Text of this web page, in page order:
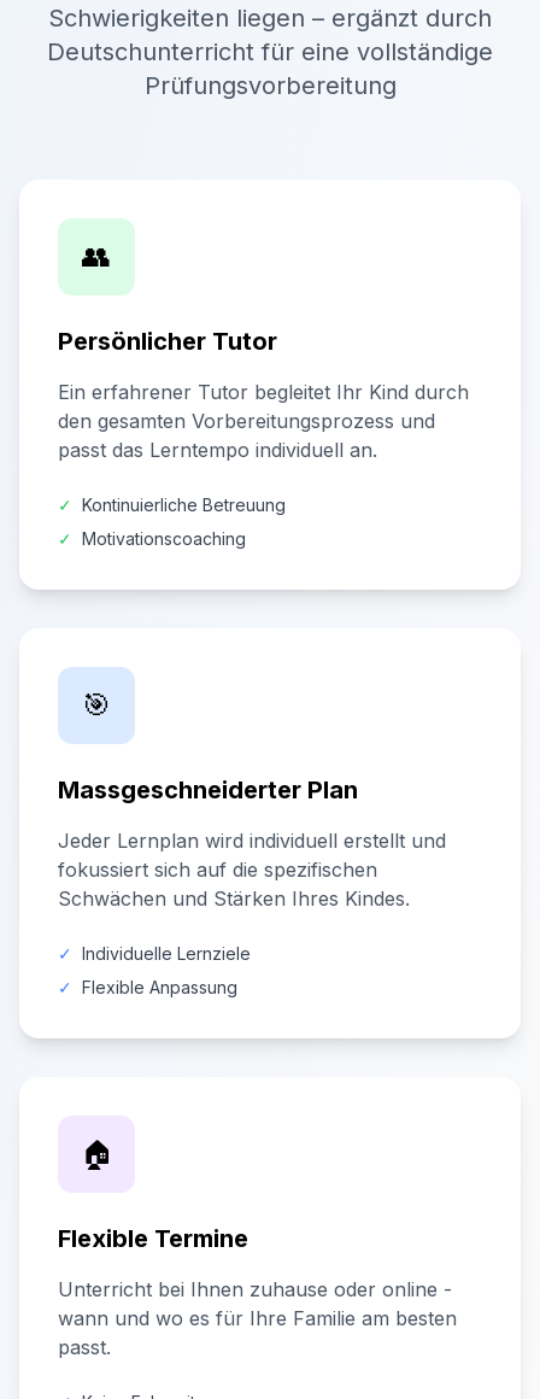
Schwierigkeiten liegen – ergänzt durch
Deutschunterricht für eine vollständige
Prüfungsvorbereitung
👥
Persönlicher Tutor
Ein erfahrener Tutor begleitet Ihr Kind durch
den gesamten Vorbereitungsprozess und
passt das Lerntempo individuell an.
✓ Kontinuierliche Betreuung
✓ Motivationscoaching
🎯
Massgeschneiderter Plan
Jeder Lernplan wird individuell erstellt und
fokussiert sich auf die spezifischen
Schwächen und Stärken Ihres Kindes.
✓ Individuelle Lernziele
✓ Flexible Anpassung
🏠
Flexible Termine
Unterricht bei Ihnen zuhause oder online -
wann und wo es für Ihre Familie am besten
passt.